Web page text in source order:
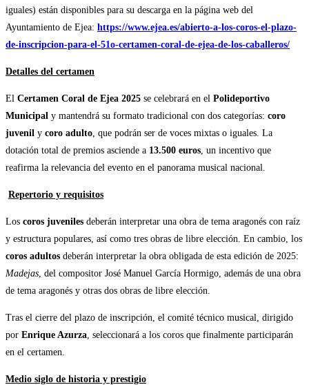
iguales) están disponibles para su descarga en la página web del
Ayuntamiento de Ejea: https://www.ejea.es/abierto-a-los-coros-el-plazo-
de-inscripcion-para-el-51o-certamen-coral-de-ejea-de-los-caballeros/
Detalles del certamen
El Certamen Coral de Ejea 2025 se celebrará en el Polideportivo
Municipal y mantendrá su formato tradicional con dos categorías: coro
juvenil y coro adulto , que podrán ser de voces mixtas o iguales. La
dotación total de premios asciende a 13.500 euros , un incentivo que
reafirma la relevancia del evento en el panorama musical nacional.
Repertorio y requisitos
Los coros juveniles deberán interpretar una obra de tema aragonés con raíz
y estructura populares, así como tres obras de libre elección. En cambio, los
coros adultos deberán interpretar la obra obligada de esta edición de 2025:
Madejas , del compositor José Manuel García Hormigo, además de una obra
de tema aragonés y otras dos obras de libre elección.
Tras el cierre del plazo de inscripción, el comité técnico musical, dirigido
por Enrique Azurza , seleccionará a los coros que finalmente participarán
en el certamen.
Medio siglo de historia y prestigio